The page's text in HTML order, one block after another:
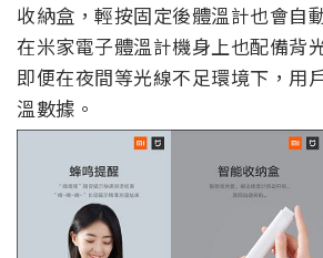
收納盒，輕按固定後體溫計也會自
在米家電子體溫計機身上也配備背
即便在夜間等光線不足環境下，用
溫數據。